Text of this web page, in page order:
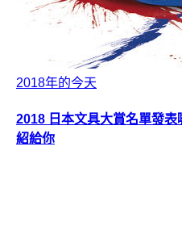
2018年的今天
2018 日本文具大賞名單發
紹給你